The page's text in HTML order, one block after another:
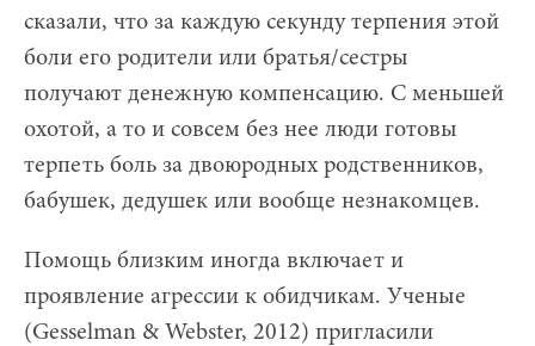
сказали, что за каждую секунду терпения этой
боли его родители или братья/сестры
получают денежную компенсацию. С меньшей
охотой, а то и совсем без нее люди готовы
терпеть боль за двоюродных родственников,
бабушек, дедушек или вообще незнакомцев.
Помощь близким иногда включает и
проявление агрессии к обидчикам. Ученые
(Gesselman & Webster, 2012) пригласили